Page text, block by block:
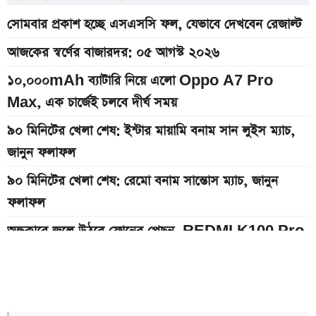
সোমবার প্রকাশ হচ্ছে এসএসসি ফল, যেভাবে দেখবেন রেজাল্ট
আজকের স্বর্ণের বাজারদর: ০৫ আগস্ট ২০২৬
১০,০০০mAh ব্যাটারি নিয়ে এলো Oppo A7 Pro
Max, এক চার্জেই চলবে দীর্ঘ সময়
৯০ মিনিটের খেলা শেষ: ইন্টার মায়ামি বনাম সান লুইস ম্যাচ,
জানুন ফলাফল
৯০ মিনিটের খেলা শেষ: রেমো বনাম সান্তোস ম্যাচ, জানুন
ফলাফল
অন্ধকারে জ্বলে উঠবে ফোনের পেছন, REDMI K100 Pro
১২ আগস্ট আসছে Realme 16x 5G, ৭,০০০mAh